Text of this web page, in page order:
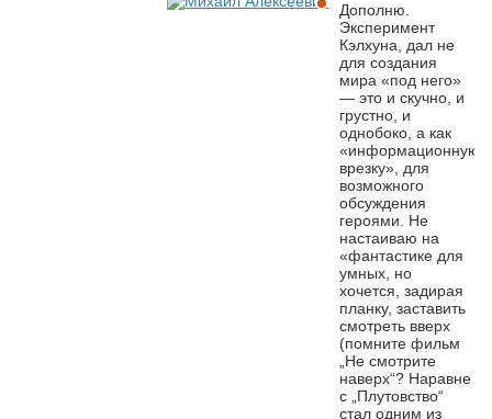
Дополню.
Эксперимент
Кэлхуна, дал не
для создания
мира «под него»
— это и скучно, и
грустно, и
однобоко, а как
«информационную
врезку», для
возможного
обсуждения
героями. Не
настаиваю на
«фантастике для
умных, но
хочется, задирая
планку, заставить
смотреть вверх
(помните фильм
„Не смотрите
наверх“? Наравне
с „Плутовство“
стал одним из